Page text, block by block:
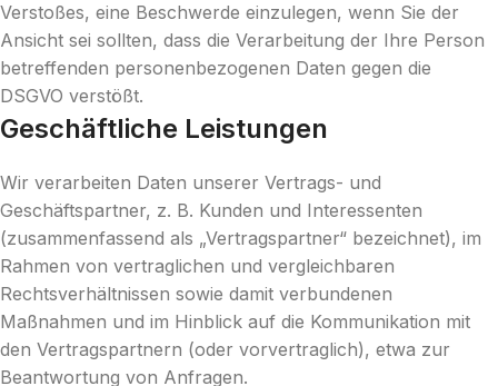
Verstoßes, eine Beschwerde einzulegen, wenn Sie der
Ansicht sei sollten, dass die Verarbeitung der Ihre Person
betreffenden personenbezogenen Daten gegen die
DSGVO verstößt.
Geschäftliche Leistungen
Wir verarbeiten Daten unserer Vertrags- und
Geschäftspartner, z. B. Kunden und Interessenten
(zusammenfassend als „Vertragspartner“ bezeichnet), im
Rahmen von vertraglichen und vergleichbaren
Rechtsverhältnissen sowie damit verbundenen
Maßnahmen und im Hinblick auf die Kommunikation mit
den Vertragspartnern (oder vorvertraglich), etwa zur
Beantwortung von Anfragen.